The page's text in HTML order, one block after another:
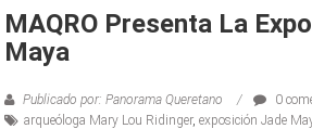
MAQRO Presenta La
Maya
Publicado por: Panorama Queretano
0
arqueóloga Mary Lou Ridinger,exposición Jade